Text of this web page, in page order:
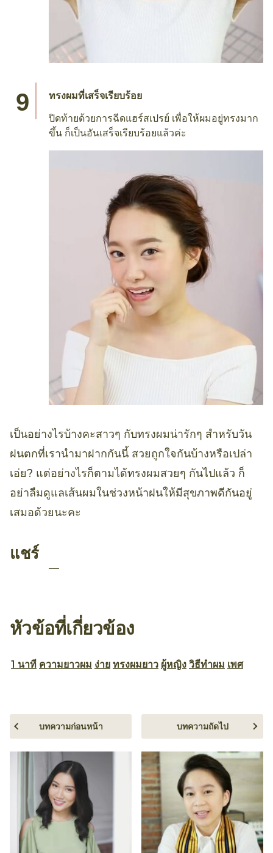
ทรงผมที่เสร็จเรียบร้อย
ปิดท้ายด้วยการฉีดแฮร์สเปรย์ เพื่อให้ผมอยู่ทรงมาก
ขึ้น ก็เป็นอันเสร็จเรียบร้อยแล้วค่ะ
เป็นอย่างไรบ้างคะสาวๆ กับทรงผมน่ารักๆ สำหรับวัน
ฝนตกที่เรานำมาฝากกันนี้ สวยถูกใจกันบ้างหรือเปล่า
เอ่ย? แต่อย่างไรก็ตามได้ทรงผมสวยๆ กันไปแล้ว ก็
อย่าลืมดูแลเส้นผมในช่วงหน้าฝนให้มีสุขภาพดีกันอยู่
เสมอด้วยนะคะ
แชร์
หัวข้อที่เกี่ยวข้อง
1 นาที ความยาวผม ง่าย ทรงผมยาว ผู้หญิง วิธีทำผม เพศ
บทความก่อนหน้า บทความถัดไป